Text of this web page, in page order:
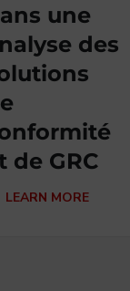
une
des
de GRC
LEARN MORE